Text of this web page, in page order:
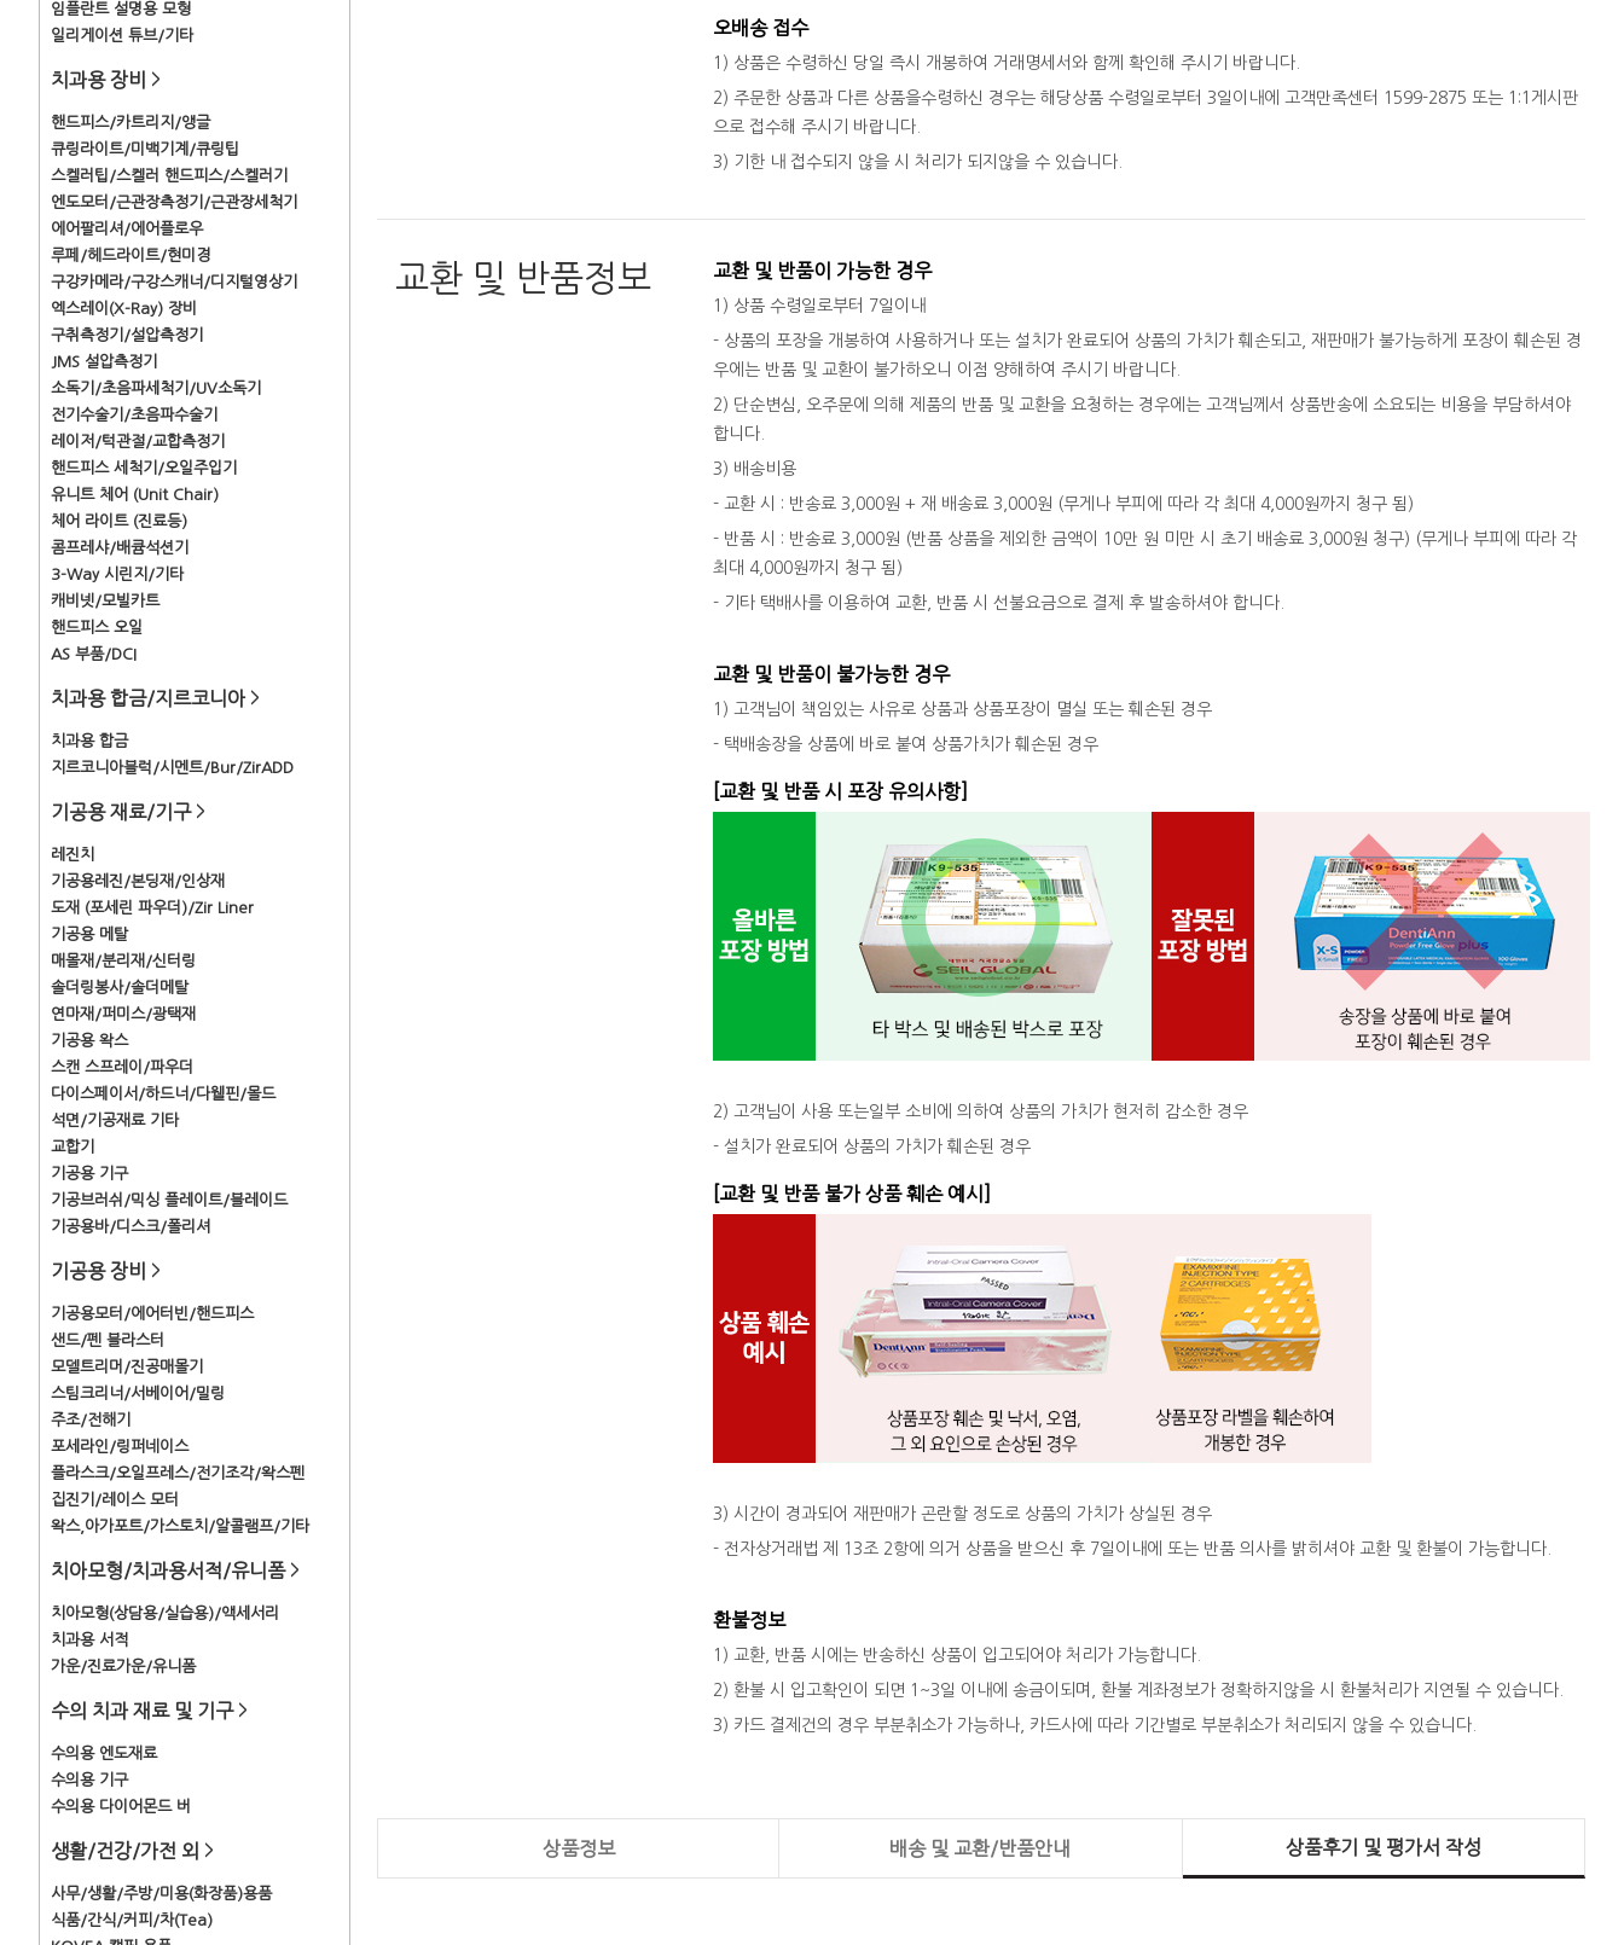
임플란트 설명용 모형
일리게이션 튜브/기타
치과용 장비 >
핸드피스/카트리지/앵글
큐링라이트/미백기계/큐링팁
스켈러팁/스켈러 핸드피스/스켈러기
엔도모터/근관장측정기/근관장세척기
에어팔리셔/에어플로우
루페/헤드라이트/현미경
구강카메라/구강스캐너/디지털영상기
엑스레이(X-Ray) 장비
구취측정기/설압측정기
JMS 설압측정기
소독기/초음파세척기/UV소독기
전기수술기/초음파수술기
레이저/턱관절/교합측정기
핸드피스 세척기/오일주입기
유니트 체어 (Unit Chair)
체어 라이트 (진료등)
콤프레샤/배큠석션기
3-Way 시린지/기타
캐비넷/모빌카트
핸드피스 오일
AS 부품/DCI
치과용 합금/지르코니아 >
치과용 합금
지르코니아블럭/시멘트/Bur/ZirADD
기공용 재료/기구 >
레진치
기공용레진/본딩재/인상재
도재 (포세린 파우더)/Zir Liner
기공용 메탈
매몰재/분리재/신터링
솔더링봉사/솔더메탈
연마재/퍼미스/광택재
기공용 왁스
스캔 스프레이/파우더
다이스페이서/하드너/다웰핀/몰드
석면/기공재료 기타
교합기
기공용 기구
기공브러쉬/믹싱 플레이트/블레이드
기공용바/디스크/폴리셔
기공용 장비 >
기공용모터/에어터빈/핸드피스
샌드/펜 블라스터
모델트리머/진공매몰기
스팀크리너/서베이어/밀링
주조/전해기
포세라인/링퍼네이스
플라스크/오일프레스/전기조각/왁스펜
집진기/레이스 모터
왁스,아가포트/가스토치/알콜램프/기타
치아모형/치과용서적/유니폼 >
치아모형(상담용/실습용)/액세서리
치과용 서적
가운/진료가운/유니폼
수의 치과 재료 및 기구 >
수의용 엔도재료
수의용 기구
수의용 다이어몬드 버
생활/건강/가전 외 >
사무/생활/주방/미용(화장품)용품
식품/간식/커피/차(Tea)
오배송 접수
1) 상품은 수령하신 당일 즉시 개봉하여 거래명세서와 함께 확인해 주시기 바랍니다.
2) 주문한 상품과 다른 상품을수령하신 경우는 해당상품 수령일로부터 3일이내에 고객만족센터 1599-2875 또는 1:1게시판
으로 접수해 주시기 바랍니다.
3) 기한 내 접수되지 않을 시 처리가 되지않을 수 있습니다.
교환 및 반품정보 교환 및 반품이 가능한 경우
1) 상품 수령일로부터 7일이내
- 상품의 포장을 개봉하여 사용하거나 또는 설치가 완료되어 상품의 가치가 훼손되고, 재판매가 불가능하게 포장이 훼손된 경
우에는 반품 및 교환이 불가하오니 이점 양해하여 주시기 바랍니다.
2) 단순변심, 오주문에 의해 제품의 반품 및 교환을 요청하는 경우에는 고객님께서 상품반송에 소요되는 비용을 부담하셔야
합니다.
3) 배송비용
- 교환 시 : 반송료 3,000원 + 재 배송료 3,000원 (무게나 부피에 따라 각 최대 4,000원까지 청구 됨)
- 반품 시 : 반송료 3,000원 (반품 상품을 제외한 금액이 10만 원 미만 시 초기 배송료 3,000원 청구) (무게나 부피에 따라 각
최대 4,000원까지 청구 됨)
- 기타 택배사를 이용하여 교환, 반품 시 선불요금으로 결제 후 발송하셔야 합니다.
교환 및 반품이 불가능한 경우
1) 고객님이 책임있는 사유로 상품과 상품포장이 멸실 또는 훼손된 경우
- 택배송장을 상품에 바로 붙여 상품가치가 훼손된 경우
[교환 및 반품 시 포장 유의사항]
2) 고객님이 사용 또는일부 소비에 의하여 상품의 가치가 현저히 감소한 경우
- 설치가 완료되어 상품의 가치가 훼손된 경우
[교환 및 반품 불가 상품 훼손 예시]
3) 시간이 경과되어 재판매가 곤란할 정도로 상품의 가치가 상실된 경우
- 전자상거래법 제 13조 2항에 의거 상품을 받으신 후 7일이내에 또는 반품 의사를 밝히셔야 교환 및 환불이 가능합니다.
환불정보
1) 교환, 반품 시에는 반송하신 상품이 입고되어야 처리가 가능합니다.
2) 환불 시 입고확인이 되면 1~3일 이내에 송금이되며, 환불 계좌정보가 정확하지않을 시 환불처리가 지연될 수 있습니다.
3) 카드 결제건의 경우 부분취소가 가능하나, 카드사에 따라 기간별로 부분취소가 처리되지 않을 수 있습니다.
상품정보 배송 및 교환/반품안내 상품후기 및 평가서 작성